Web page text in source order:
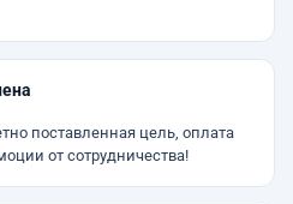
поставленная цель, оплата
от сотрудничества!